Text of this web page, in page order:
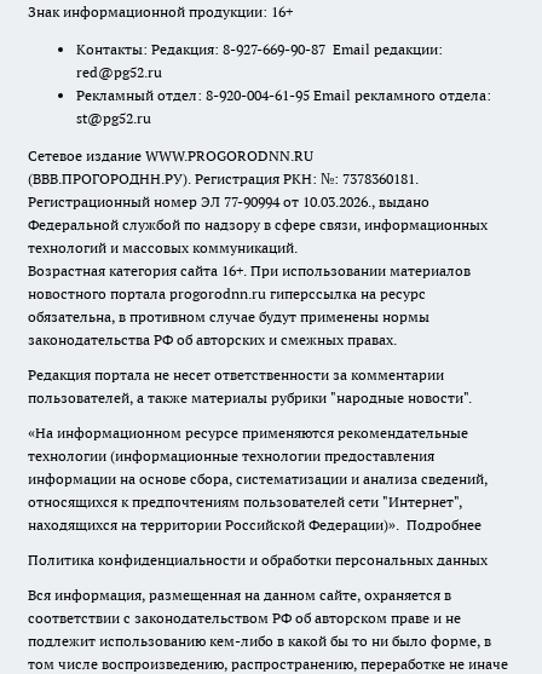
Знак информационной продукции: 16+
Контакты: Редакция: 8-927-669-90-87 Email редакции:
red@pg52.ru
Рекламный отдел: 8-920-004-61-95 Email рекламного отдела:
st@pg52.ru
Сетевое издание WWW.PROGORODNN.RU
(ВВВ.ПРОГОРОДНН.РУ). Регистрация РКН: №: 7378360181.
Регистрационный номер ЭЛ 77-90994 от 10.03.2026., выдано
Федеральной службой по надзору в сфере связи, информационных
технологий и массовых коммуникаций.
Возрастная категория сайта 16+. При использовании материалов
новостного портала progorodnn.ru гиперссылка на ресурс
обязательна, в противном случае будут применены нормы
законодательства РФ об авторских и смежных правах.
Редакция портала не несет ответственности за комментарии
пользователей, а также материалы рубрики "народные новости".
«На информационном ресурсе применяются рекомендательные
технологии (информационные технологии предоставления
информации на основе сбора, систематизации и анализа сведений,
относящихся к предпочтениям пользователей сети "Интернет",
находящихся на территории Российской Федерации)». Подробнее
Политика конфиденциальности и обработки персональных данных
Вся информация, размещенная на данном сайте, охраняется в
соответствии с законодательством РФ об авторском праве и не
подлежит использованию кем-либо в какой бы то ни было форме, в
том числе воспроизведению, распространению, переработке не иначе